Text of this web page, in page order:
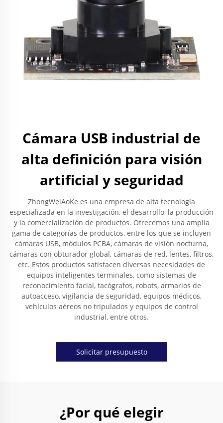
Cámara USB industrial de
alta definición para visión
artificial y seguridad
ZhongWeiAoKe es una empresa de alta tecnología
especializada en la investigación, el desarrollo, la producción
y la comercialización de productos. Ofrecemos una amplia
gama de categorías de productos, entre los que se incluyen
cámaras USB, módulos PCBA, cámaras de visión nocturna,
cámaras con obturador global, cámaras de red, lentes, filtros,
etc. Estos productos satisfacen diversas necesidades de
equipos inteligentes terminales, como sistemas de
reconocimiento facial, tacógrafos, robots, armarios de
autoacceso, vigilancia de seguridad, equipos médicos,
vehículos aéreos no tripulados y equipos de control
industrial, entre otros.
Solicitar presupuesto
¿Por qué elegir